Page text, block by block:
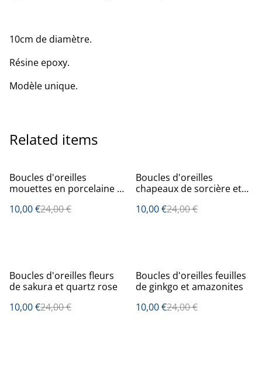
10cm de diamètre.
Résine epoxy.
Modèle unique.
Related items
%
Boucles d'oreilles
mouettes en porcelaine et
10,00 €24,00 €
%
Boucles d'oreilles
chapeaux de sorcière et
10,00 €24,00 €
%
Boucles d'oreilles fleurs
de sakura et quartz rose
10,00 €24,00 €
%
Boucles d'oreilles feuilles
de ginkgo et amazonites
10,00 €24,00 €